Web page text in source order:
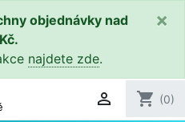
objednávky nad
najdete zde.
×
 shopping_cart (0)